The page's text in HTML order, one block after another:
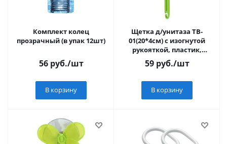
Комплект колец
прозрачный (в упак 12шт)
56руб./шт
В корзину
Щетка д/унитаза TB-
01(20*4см) с изогнутой
рукояткой, пластик,
зеленый 105852 Рыжий
кот
59руб./шт
В корзину